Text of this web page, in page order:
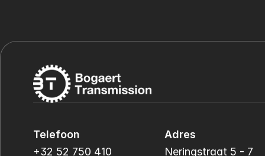
Telefoon
+32 52 750 410
Adres
Neringstraat 5 - 7